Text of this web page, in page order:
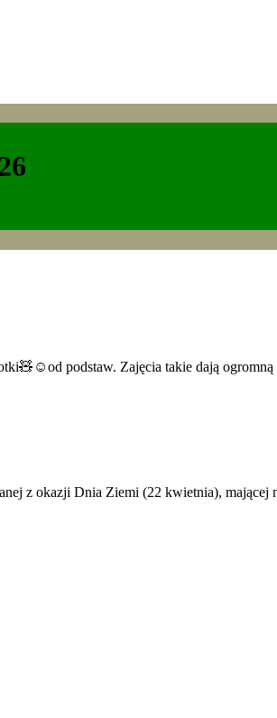
podstaw. Zajęcia takie dają
z okazji Dnia Ziemi (22 kwietnia),